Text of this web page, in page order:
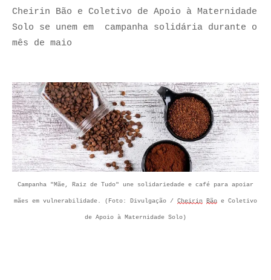
Cheirin Bão e Coletivo de Apoio à Maternidade
Solo se unem em campanha solidária durante o
mês de maio
Campanha "Mãe, Raiz de Tudo" une solidariedade e café para apoiar
mães em vulnerabilidade. (Foto: Divulgação / Cheirin Bão e Coletivo
de Apoio à Maternidade Solo)